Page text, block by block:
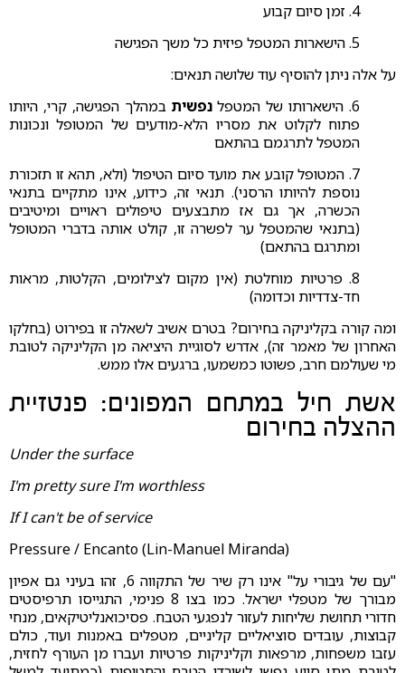
4. זמן סיום קבוע
5. הישארות המטפל פיזית כל משך הפגישה
על אלה ניתן להוסיף עוד שלושה תנאים:
6. הישארותו של המטפל
נפשית במהלך הפגישה, קרי, היותו
פתוח לקלוט את מסריו הלא-מודעים של המטופל ונכונות
המטפל לתרגמם בהתאם
7. המטופל קובע את מועד סיום הטיפול (ולא, תהא זו תזכורת
נוספת להיותו הרסני). תנאי זה, כידוע, אינו מתקיים בתנאי
הכשרה, אך גם אז מתבצעים טיפולים ראויים ומיטיבים
(בתנאי שהמטפל ער לפשרה זו, קולט אותה בדברי המטופל
ומתרגם בהתאם)
8. פרטיות מוחלטת (אין מקום לצילומים, הקלטות, מראות
חד-צדדיות וכדומה)
ומה קורה בקליניקה בחירום? בטרם אשיב לשאלה זו בפירוט (בחלקו
האחרון של מאמר זה), אדרש לסוגיית היציאה מן הקליניקה לטובת
מי שעולמם חרב, פשוטו כמשמעו, ברגעים אלו ממש.
אשת חיל במתחם המפונים: פנטזיית
ההצלה בחירום
Under the surface
I'm pretty sure I'm worthless
If I can't be of service
Pressure / Encanto (Lin-Manuel Miranda)
"עם של גיבורי על" אינו רק שיר של התקווה 6, זהו בעיני גם אפיון
מבורך של מטפלי ישראל. כמו בצו 8 פנימי, התגייסו תרפיסטים
חדורי תחושת שליחות לעזור לנפגעי הטבח. פסיכואנליטיקאים, מנחי
קבוצות, עובדים סוציאליים קליניים, מטפלים באמנות ועוד, כולם
עזבו משפחות, מרפאות וקליניקות פרטיות ועברו מן העורף לחזית,